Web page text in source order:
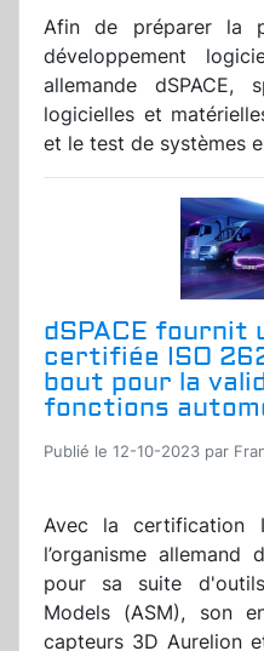
Afin de préparer la
développement
allemande dSPACE,
logicielles et
et le test de systèmes
dSPACE fournit
certifiée ISO
bout pour la
fonctions
Publié le 12-10-2023 par
Avec la certification
l’organisme
pour sa suite
Models (ASM), son
capteurs 3D Aurelion